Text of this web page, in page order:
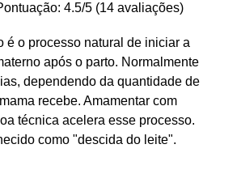
4.5/5 (14 avaliações)
é o processo natural de iniciar a
após o parto. Normalmente
dependendo da quantidade de
recebe. Amamentar com
técnica acelera esse processo.
como "descida do leite".